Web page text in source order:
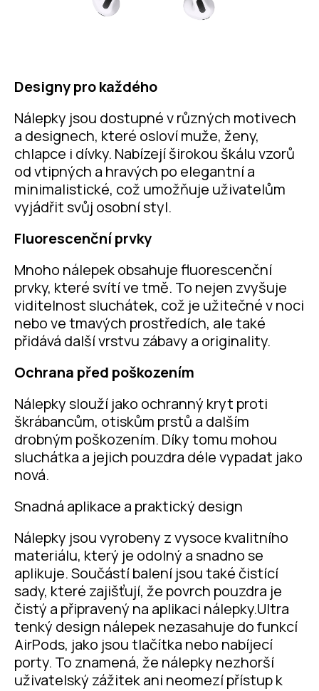
Designy pro každého
Nálepky jsou dostupné v různých motivech
a designech, které osloví muže, ženy,
chlapce i dívky. Nabízejí širokou škálu vzorů
od vtipných a hravých po elegantní a
minimalistické, což umožňuje uživatelům
vyjádřit svůj osobní styl.
Fluorescenční prvky
Mnoho nálepek obsahuje fluorescenční
prvky, které svítí ve tmě. To nejen zvyšuje
viditelnost sluchátek, což je užitečné v noci
nebo ve tmavých prostředích, ale také
přidává další vrstvu zábavy a originality.
Ochrana před poškozením
Nálepky slouží jako ochranný kryt proti
škrábancům, otiskům prstů a dalším
drobným poškozením. Díky tomu mohou
sluchátka a jejich pouzdra déle vypadat jako
nová.
Snadná aplikace a praktický design
Nálepky jsou vyrobeny z vysoce kvalitního
materiálu, který je odolný a snadno se
aplikuje. Součástí balení jsou také čistící
sady, které zajišťují, že povrch pouzdra je
čistý a připravený na aplikaci nálepky.Ultra
tenký design nálepek nezasahuje do funkcí
AirPods, jako jsou tlačítka nebo nabíjecí
porty. To znamená, že nálepky nezhorší
uživatelský zážitek ani neomezí přístup k